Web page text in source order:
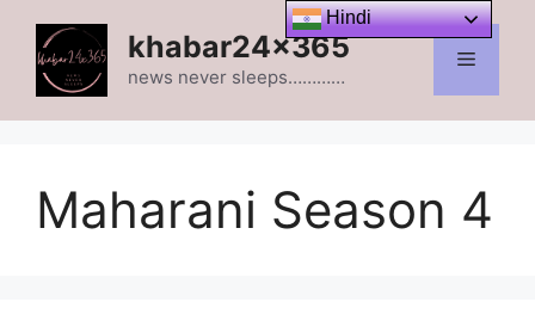
content
khabar24x365
news never sleeps…………
Menu
Maharani Season 4
Hindi